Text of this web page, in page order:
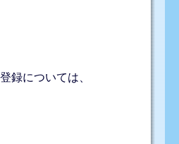
録については、